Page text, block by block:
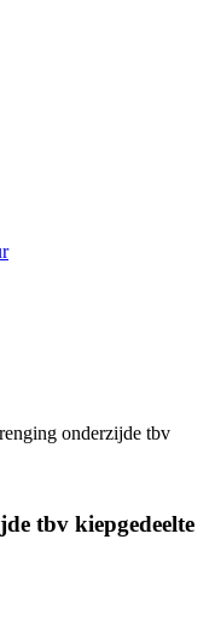
onderzijde tbv
tbv kiepgedeelte